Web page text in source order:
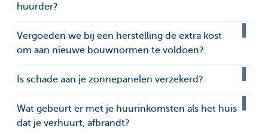
huurder?
Vergoeden we bij een herstelling de extra kost
om aan nieuwe bouwnormen te voldoen?
Is schade aan je zonnepanelen verzekerd?
Wat gebeurt er met je huurinkomsten als het huis
dat je verhuurt, afbrandt?